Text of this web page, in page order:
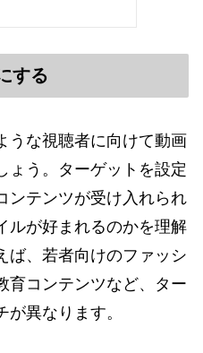
する
うな視聴者に向けて動画
ょう。ターゲットを設定
ンテンツが受け入れられ
ルが好まれるのかを理解
ば、若者向けのファッシ
育コンテンツなど、ター
異なります。